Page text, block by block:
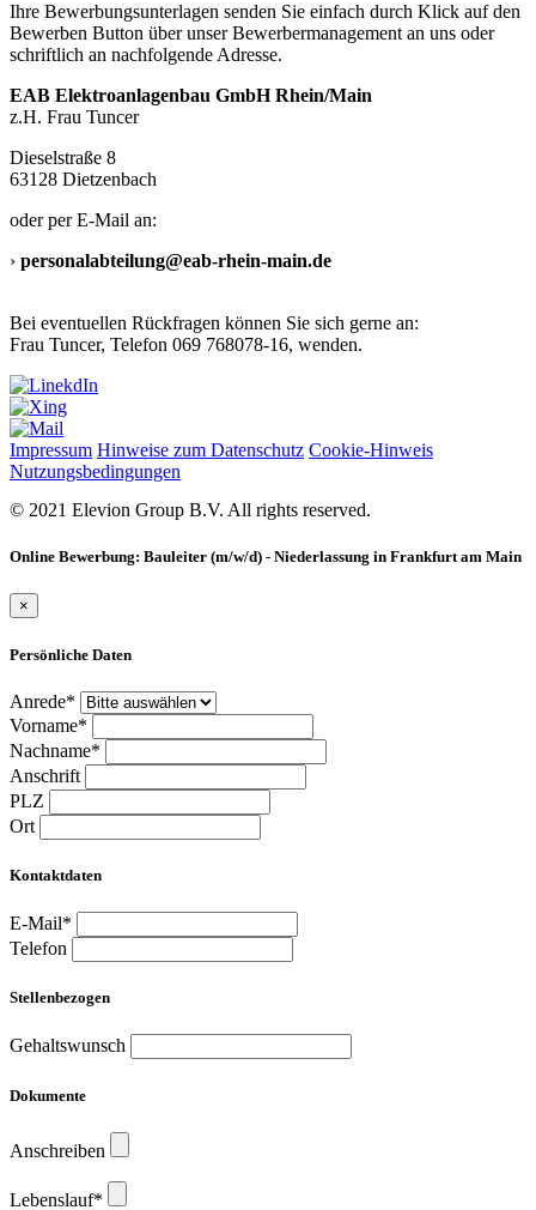
Ihre Bewerbungsunterlagen senden Sie einfach durch Klick auf den
Bewerben Button über unser Bewerbermanagement an uns oder
schriftlich an nachfolgende Adresse.
EAB Elektroanlagenbau GmbH Rhein/Main
z.H. Frau Tuncer
Dieselstraße 8
63128 Dietzenbach
oder per E-Mail an:
› personalabteilung@eab-rhein-main.de
Bei eventuellen Rückfragen können Sie sich gerne an:
Frau Tuncer, Telefon 069 768078-16, wenden.
Impressum Hinweise zum Datenschutz Cookie-Hinweis
Nutzungsbedingungen
© 2021 Elevion Group B.V. All rights reserved.
Online Bewerbung: Bauleiter (m/w/d) - Niederlassung in Frankfurt am Main
×
Persönliche Daten
Anrede*
Vorname*
Nachname*
Anschrift
PLZ
Ort
Kontaktdaten
E-Mail*
Telefon
Stellenbezogen
Gehaltswunsch
Dokumente
Anschreiben
Lebenslauf*